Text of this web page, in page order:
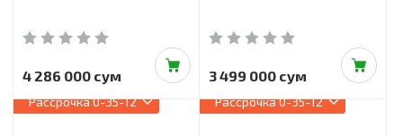
4 286 000 сум 3 499 000 сум
Рассрочка0-35-12 Рассрочка0-35-12